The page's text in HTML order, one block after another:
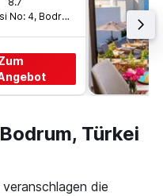
Sah Caddesi No: 4, Bodrum, Türkei
Türkei
die